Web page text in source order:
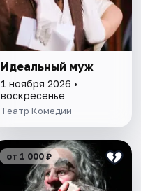
Идеальный муж
1 ноября 2026 •
воскресенье
Театр Комедии
от 1 000 ₽